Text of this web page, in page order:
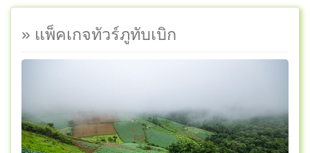
» แพ็คเกจทัวร์ภูทับเบิก